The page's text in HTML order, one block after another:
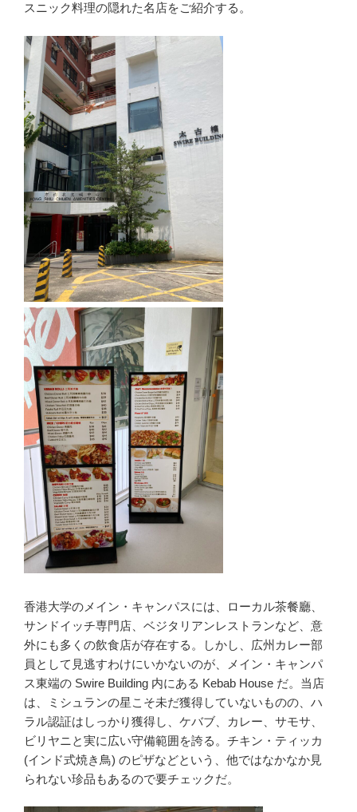
スニック料理の隠れた名店をご紹介する。
香港大学のメイン・キャンパスには、ローカル茶餐廳、
サンドイッチ専門店、ベジタリアンレストランなど、意
外にも多くの飲食店が存在する。しかし、広州カレー部
員として見逃すわけにいかないのが、メイン・キャンパ
ス東端の Swire Building 内にある Kebab House だ。当店
は、ミシュランの星こそ未だ獲得していないものの、ハ
ラル認証はしっかり獲得し、ケバブ、カレー、サモサ、
ビリヤニと実に広い守備範囲を誇る。チキン・ティッカ
(インド式焼き鳥) のピザなどという、他ではなかなか見
られない珍品もあるので要チェックだ。